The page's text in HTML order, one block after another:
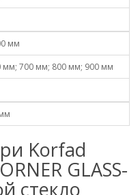
мм
мм; 700 мм; 800 мм; 900 мм
Korfad
GLASS-
стекло